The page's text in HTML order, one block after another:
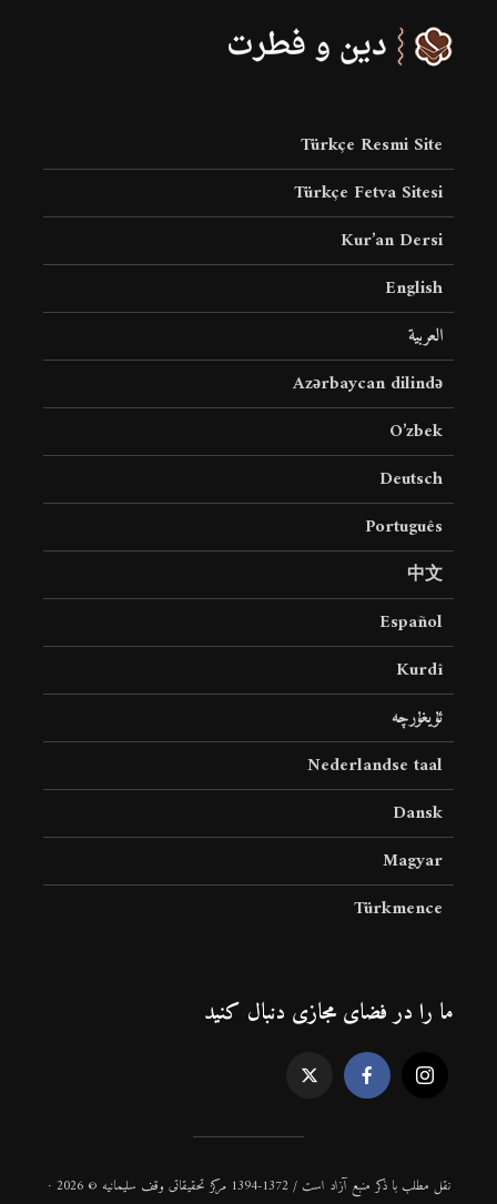
Türkçe Resmi Site
Türkçe Fetva Sitesi
Kur’an Dersi
English
العربية
Azərbaycan dilində
O’zbek
Deutsch
Português
中文
Español
Kurdî
ئۇيغۇرچە
Nederlandse taal
Dansk
Magyar
Türkmence
ما را در فضای مجازی دنبال کنید
نقل مطلب با ذكر منبع آزاد است / 1372-1394 مركز تحقیقاتی وقف سلیمانیه © 2026 ·